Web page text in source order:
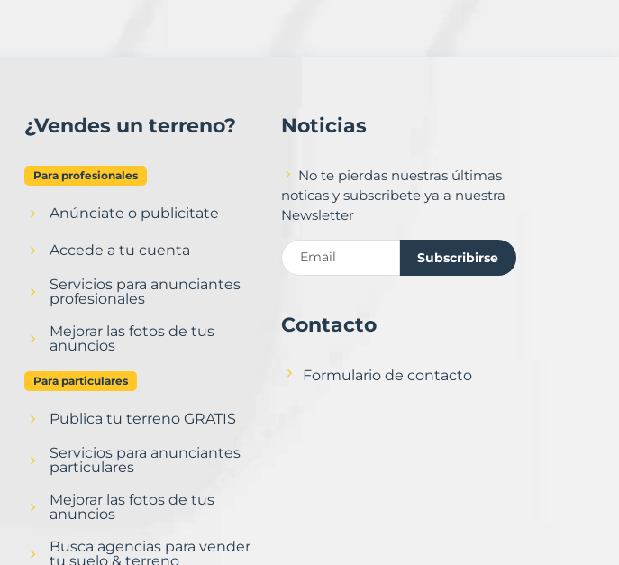
¿Vendes un terreno?
Para profesionales
Anúnciate o publicitate
Accede a tu cuenta
Servicios para anunciantes
profesionales
Mejorar las fotos de tus
anuncios
Para particulares
Publica tu terreno GRATIS
Servicios para anunciantes
particulares
Mejorar las fotos de tus
anuncios
Busca agencias para vender
tu suelo & terreno
Noticias
No te pierdas nuestras últimas
noticas y subscribete ya a nuestra
Newsletter
Subscribirse
Contacto
Formulario de contacto